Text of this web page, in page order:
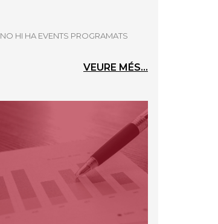
NO HI HA EVENTS PROGRAMATS
VEURE MÉS...